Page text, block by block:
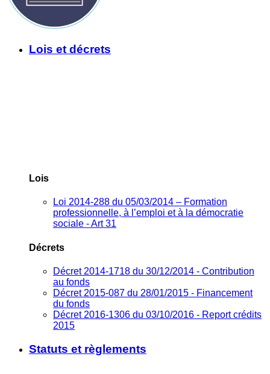
Lois et décrets
Lois
Loi 2014-288 du 05/03/2014 – Formation
professionnelle, à l’emploi et à la démocratie
sociale - Art 31
Décrets
Décret 2014-1718 du 30/12/2014 - Contribution
au fonds
Décret 2015-087 du 28/01/2015 - Financement
du fonds
Décret 2016-1306 du 03/10/2016 - Report crédits
2015
Statuts et règlements